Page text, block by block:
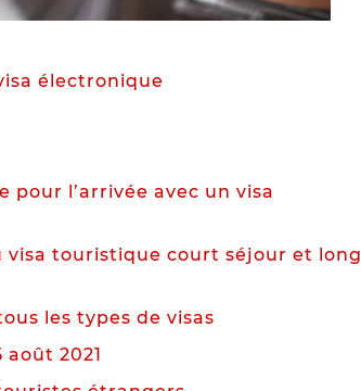
électronique
pour l’arrivée avec un visa
visa touristique court séjour et long
les types de visas
2021